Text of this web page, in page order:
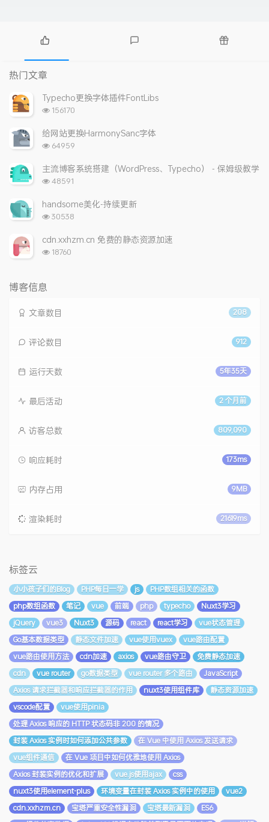
热
门
文
章
论
热门文章
Typecho更换字体插件FontLibs
浏
次
数:
156170
给网站更换HarmonySanc字体
浏
次
数:
64959
主流博客系统搭建（WordPress、Typecho） - 保姆级教学
浏
次
数:
48591
handsome美化-持续更新
浏
次
数:
30538
cdn.xxhzm.cn 免费的静态资源加速
浏
18760
博客信息
208
文章数目
912
评论数目
5年35天
运行天数
2 个月前
最后活动
809,090
访客总数
173ms
响应耗时
9MB
内存占用
21619ms
渲染耗时
标签云
小小孩子们的Blog PHP每日一学 js
PHP数组相关的函数
php数组函数
笔记 vue 前端 php typecho
Nuxt3学习
jQuery
vue3 Nuxt3 源码 react react学习
vue状态管理
Go基本数据类型
静态文件加速 vue使用vuex
vue路由配置
vue路由使用方法
cdn加速 axios vue路由守卫
免费静态加速
cdn
vue router go数据类型 vue router 多个路由
JavaScript
Axios 请求拦截器和响应拦截器的作用
nuxt3使用组件库
静态资源加速
vscode配置
vue使用pinia
处理 Axios 响应的 HTTP 状态码非 200 的情况
封装 Axios 实例时如何添加公共参数
在 Vue 中使用 Axios 发送请求
vue组件通信
在 Vue 项目中如何优雅地使用 Axios
Axios 封装实例的优化和扩展
vue.js使用ajax
css
nuxt3使用element-plus
环境变量在封装 Axios 实例中的使用
vue2
cdn.xxhzm.cn
宝塔严重安全性漏洞 宝塔最新漏洞
ES6